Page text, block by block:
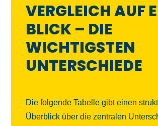
VERGLEICH AUF
BLICK – DIE
WICHTIGSTEN
UNTERSCHIEDE
Die folgende Tabelle gibt einen
Überblick über die zentralen